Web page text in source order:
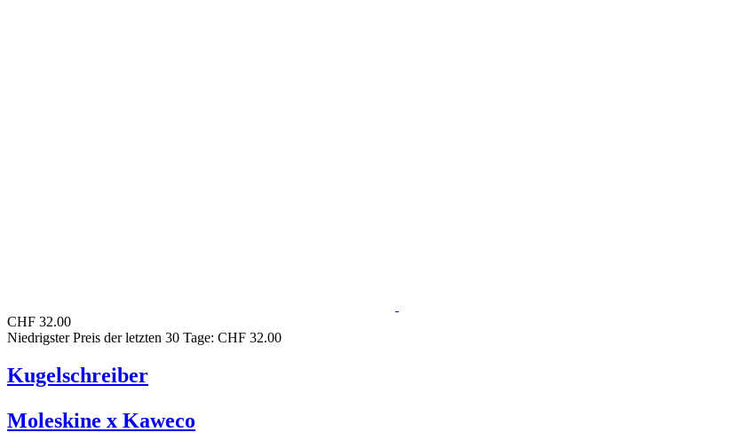
CHF 32.00
Niedrigster Preis der letzten 30 Tage: CHF 32.00
Kugelschreiber
Moleskine x Kaweco